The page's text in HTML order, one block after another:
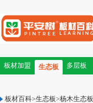
板材加盟 生态板 多层板
板材百科>生态板>杨木生态板